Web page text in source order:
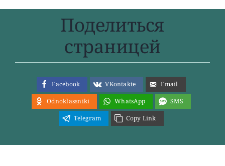
Поделиться
страницей
Facebook VKontakte
Email
Odnoklassniki
WhatsApp
SMS
Telegram
Copy Link